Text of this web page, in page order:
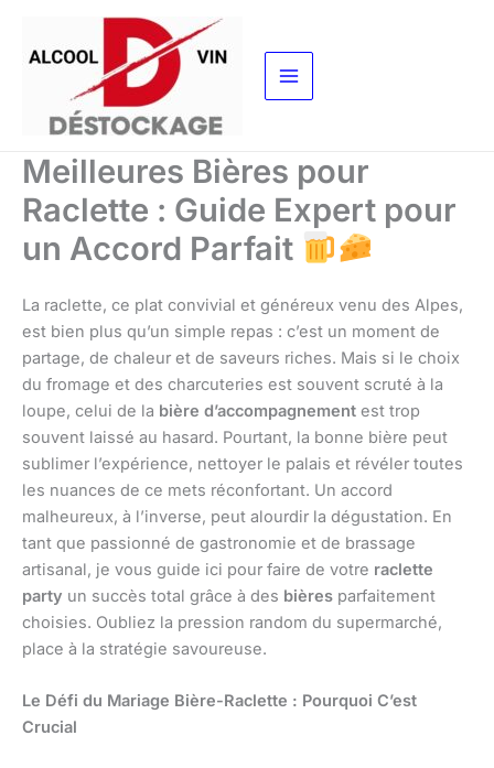
contenu
Meilleures Bières pour
Raclette : Guide Expert pour
un Accord Parfait
La raclette, ce plat convivial et généreux venu des Alpes,
est bien plus qu’un simple repas : c’est un moment de
partage, de chaleur et de saveurs riches. Mais si le choix
du fromage et des charcuteries est souvent scruté à la
loupe, celui de la bière d’accompagnement est trop
souvent laissé au hasard. Pourtant, la bonne bière peut
sublimer l’expérience, nettoyer le palais et révéler toutes
les nuances de ce mets réconfortant. Un accord
malheureux, à l’inverse, peut alourdir la dégustation. En
tant que passionné de gastronomie et de brassage
artisanal, je vous guide ici pour faire de votre raclette
party un succès total grâce à des bières parfaitement
choisies. Oubliez la pression random du supermarché,
place à la stratégie savoureuse.
Le Défi du Mariage Bière-Raclette : Pourquoi C’est
Crucial